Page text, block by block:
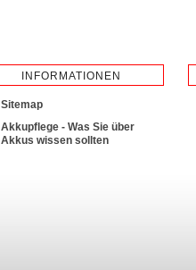
INFORMATIONEN
Sitemap
Akkupflege - Was Sie über
Akkus wissen sollten